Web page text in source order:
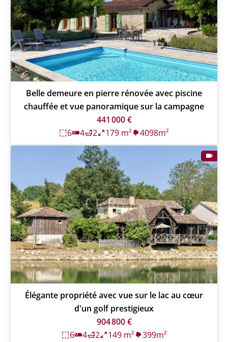
Belle demeure en pierre rénovée avec piscine
chauffée et vue panoramique sur la campagne
441 000 €
6
4 2 179 m² 4098m²
Élégante propriété avec vue sur le lac au cœur
d'un golf prestigieux
904 800 €
6
4 2 149 m² 399m²